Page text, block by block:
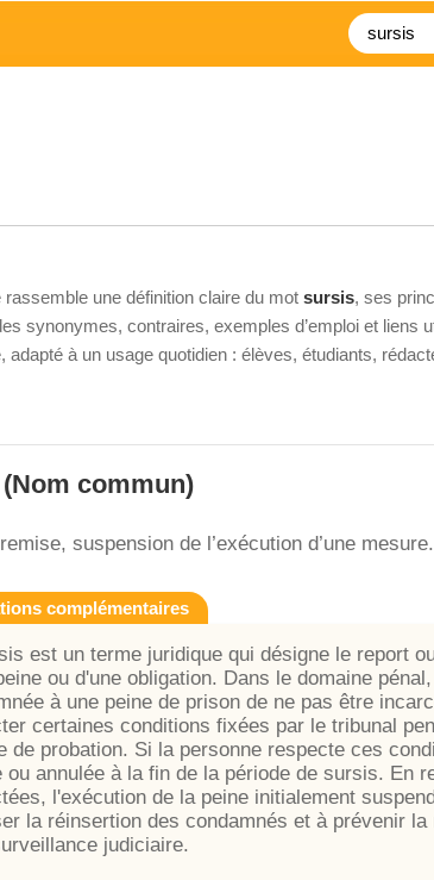
rassemble une définition claire du mot sursis, ses
synonymes, contraires, exemples d’emploi et liens
adapté à un usage quotidien : élèves, étudiants,
(Nom commun)
suspension de l’exécution d’une mesure.
complémentaires
est un terme juridique qui désigne le report
ou d'une obligation. Dans le domaine
à une peine de prison de ne pas être
certaines conditions fixées par le tribunal
de probation. Si la personne respecte ces
ou annulée à la fin de la période de sursis. En
l'exécution de la peine initialement
la réinsertion des condamnés et à prévenir
judiciaire.